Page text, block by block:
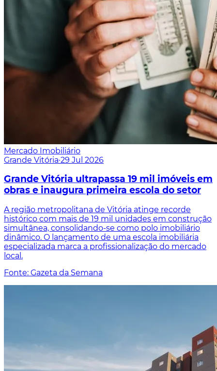
Mercado Imobiliário
Grande Vitória·29 Jul 2026
Grande Vitória ultrapassa 19 mil imóveis em
obras e inaugura primeira escola do setor
A região metropolitana de Vitória atinge recorde
histórico com mais de 19 mil unidades em construção
simultânea, consolidando-se como polo imobiliário
dinâmico. O lançamento de uma escola imobiliária
especializada marca a profissionalização do mercado
local.
Fonte: Gazeta da Semana